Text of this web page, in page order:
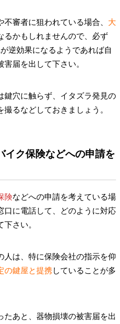
審者に狙われている場合、 大
るかもしれませんので、必ず
逆効果になるようであれば自
届を出して下さい。
穴に触らず、 イタズラ発見の
撮るなどしておきましょう。
イク保険などへの申請を
険などへの申請を考えている場
口に電話して、どのように対応
さい。
人は、特に保険会社の指示を仰
の鍵屋と提携していることが多
たあと、器物損壊の被害届を出